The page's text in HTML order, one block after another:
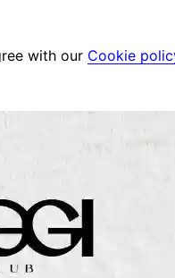
with our Cookie